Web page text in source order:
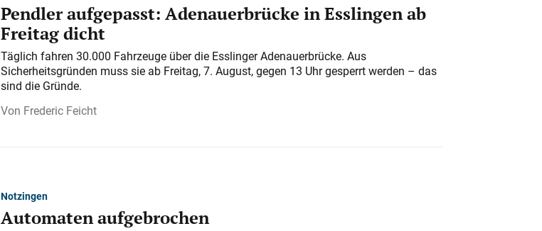
Pendler aufgepasst: Adenauerbrücke in Esslingen ab
Freitag dicht
Täglich fahren 30.000 Fahrzeuge über die Esslinger Adenauerbrücke. Aus
Sicherheitsgründen muss sie ab Freitag, 7. August, gegen 13 Uhr gesperrt werden – das
sind die Gründe.
Frederic Feicht
Notzingen
Automaten aufgebrochen